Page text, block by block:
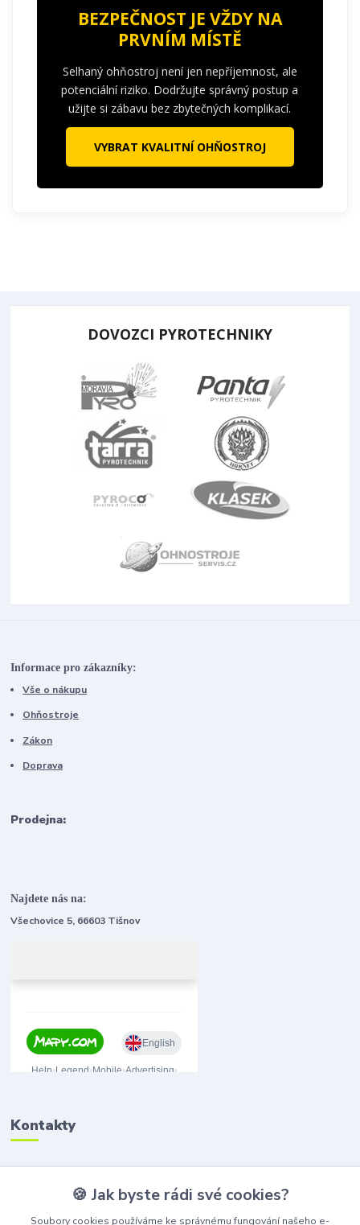
BEZPEČNOST JE VŽDY NA
PRVNÍM MÍSTĚ
Selhaný ohňostroj není jen nepříjemnost, ale
potenciální riziko. Dodržujte správný postup a
užijte si zábavu bez zbytečných komplikací.
VYBRAT KVALITNÍ OHŇOSTROJ
DOVOZCI PYROTECHNIKY
Informace pro zákazníky:
Vše o nákupu
Ohňostroje
Zákon
Doprava
Prodejna:
Najdete nás na:
Všechovice 5, 66603 Tišnov
Kontakty
(+420) 776 075 751🍪 Jak byste rádi své cookies?
Soubory cookies používáme ke správnému fungování našeho e-